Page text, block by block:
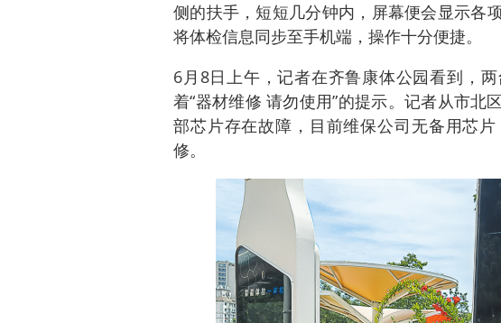
侧的扶手，短短几分钟内，屏幕便会显示各
将体检信息同步至手机端，操作十分便捷。
6月8日上午，记者在齐鲁康体公园看到，
着“器材维修 请勿使用”的提示。记者从市北
部芯片存在故障，目前维保公司无备用芯
修。